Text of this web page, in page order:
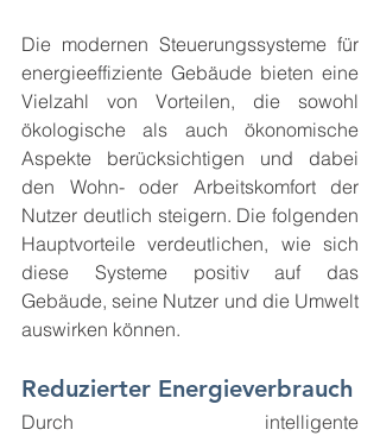
Die modernen Steuerungssysteme für
energieeffiziente Gebäude bieten eine
Vielzahl von Vorteilen, die sowohl
ökologische als auch ökonomische
Aspekte berücksichtigen und dabei
den Wohn- oder Arbeitskomfort der
Nutzer deutlich steigern. Die folgenden
Hauptvorteile verdeutlichen, wie sich
diese Systeme positiv auf das
Gebäude, seine Nutzer und die Umwelt
auswirken können.
Reduzierter Energieverbrauch
Durch intelligente